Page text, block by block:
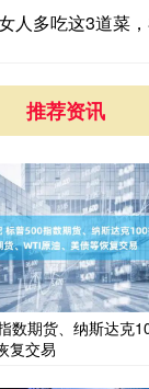
人多吃这3道菜，
推荐资讯
数期货、纳斯达克
复交易